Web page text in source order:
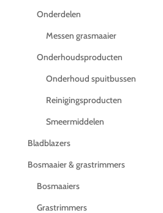
Onderdelen
Messen grasmaaier
Onderhoudsproducten
Onderhoud spuitbussen
Reinigingsproducten
Smeermiddelen
Bladblazers
Bosmaaier & grastrimmers
Bosmaaiers
Grastrimmers